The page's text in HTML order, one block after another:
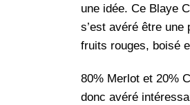
une idée. Ce Blaye
s’est avéré être
fruits rouges, boisé
80% Merlot et 20%
donc avéré